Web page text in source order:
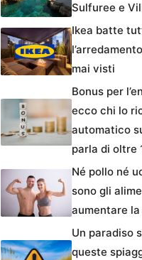
Sulfuree e
Ikea batte
mai visti
Bonus per
ecco chi lo
automatico
parla di oltre
Né pollo né
sono gli
aumentare
Un paradiso
queste